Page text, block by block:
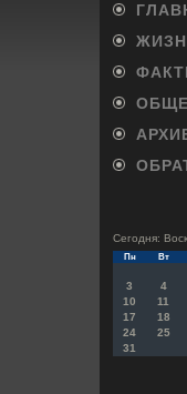
Сегодня:
Пн Вт
3
4
10
11
17
18
24
25
31